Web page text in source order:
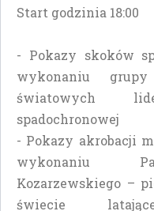
Start godzinia 18:00
- Pokazy skoków
wykonaniu
światowych
spadochronowej
- Pokazy akrobacji
wykonaniu
Kozarzewskiego –
świecie